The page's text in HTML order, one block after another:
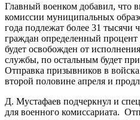
Главный военком добавил, что
комиссии муниципальных
года подлежат более 31 тысячи
граждан определенный процент
будет освобожден от
службы, по остальным будет
Отправка призывников в войска
второй половине апреля и
Д. Мустафаев подчеркнул и
для военного комиссариата.